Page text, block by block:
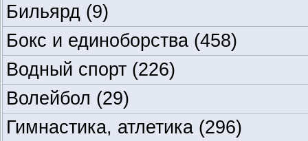
Бильярд (9)
Бокс и единоборства (458)
Водный спорт (226)
Волейбол (29)
Гимнастика, атлетика (296)